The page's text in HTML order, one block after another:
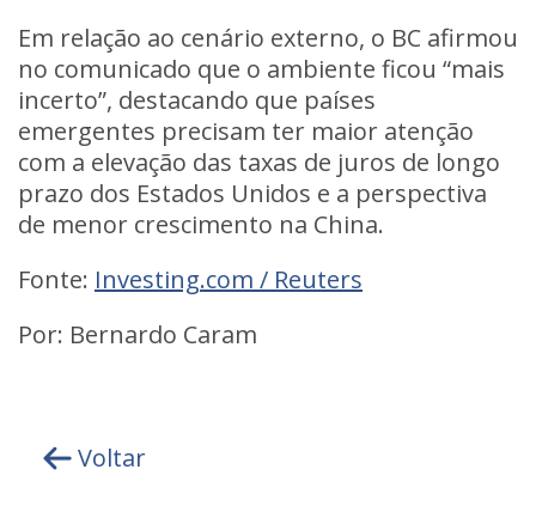
Em relação ao cenário externo, o BC afirmou
no comunicado que o ambiente ficou “mais
incerto”, destacando que países
emergentes precisam ter maior atenção
com a elevação das taxas de juros de longo
prazo dos Estados Unidos e a perspectiva
de menor crescimento na China.
Fonte: Investing.com / Reuters
Por: Bernardo Caram
Voltar